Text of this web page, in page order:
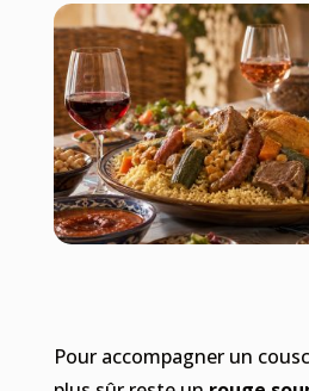
Pour accompagner un